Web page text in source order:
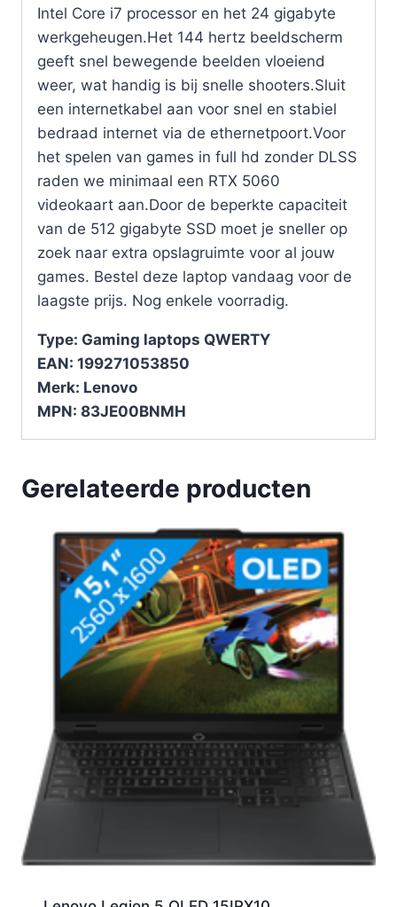
Intel Core i7 processor en het 24 gigabyte
werkgeheugen.Het 144 hertz beeldscherm
geeft snel bewegende beelden vloeiend
weer, wat handig is bij snelle shooters.Sluit
een internetkabel aan voor snel en stabiel
bedraad internet via de ethernetpoort.Voor
het spelen van games in full hd zonder DLSS
raden we minimaal een RTX 5060
videokaart aan.Door de beperkte capaciteit
van de 512 gigabyte SSD moet je sneller op
zoek naar extra opslagruimte voor al jouw
games. Bestel deze laptop vandaag voor de
laagste prijs. Nog enkele voorradig.
Type: Gaming laptops QWERTY
EAN: 199271053850
Merk: Lenovo
MPN: 83JE00BNMH
Gerelateerde producten